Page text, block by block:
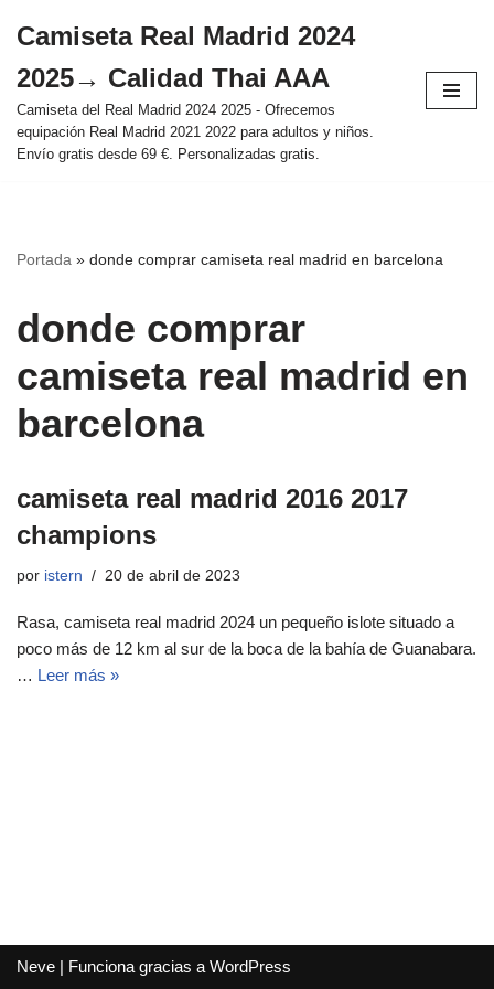
al
contenido
Camiseta Real Madrid 2024
2025→ Calidad Thai AAA
Camiseta del Real Madrid 2024 2025 - Ofrecemos
equipación Real Madrid 2021 2022 para adultos y niños.
Envío gratis desde 69 €. Personalizadas gratis.
Portada » donde comprar camiseta real madrid en barcelona
donde comprar
camiseta real madrid en
barcelona
camiseta real madrid 2016 2017
champions
por istern 20 de abril de 2023
Rasa, camiseta real madrid 2024 un pequeño islote situado a
poco más de 12 km al sur de la boca de la bahía de Guanabara.
… Leer más »
Neve | Funciona gracias a WordPress